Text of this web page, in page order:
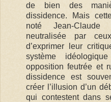
de bien des
dissidence. Mais
noté Jean-Claude
neutralisée par
d’exprimer leur
système
opposition feutrée et
dissidence est
créer l’illusion d’un
qui contestent dans